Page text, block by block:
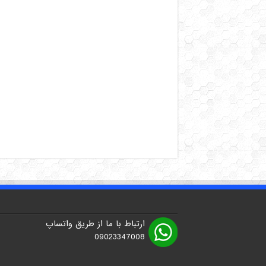
ارتباط با ما از طریق واتساپ
09023347008